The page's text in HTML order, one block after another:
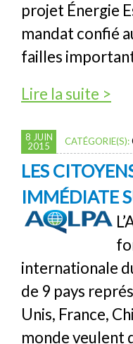
projet Énergie
mandat confié
failles
Lire la suite >
8 JUIN
2015
CATÉGORIE(S):
LES
IMMÉDIATE
internationale
de 9 pays
Unis, France,
monde veulent